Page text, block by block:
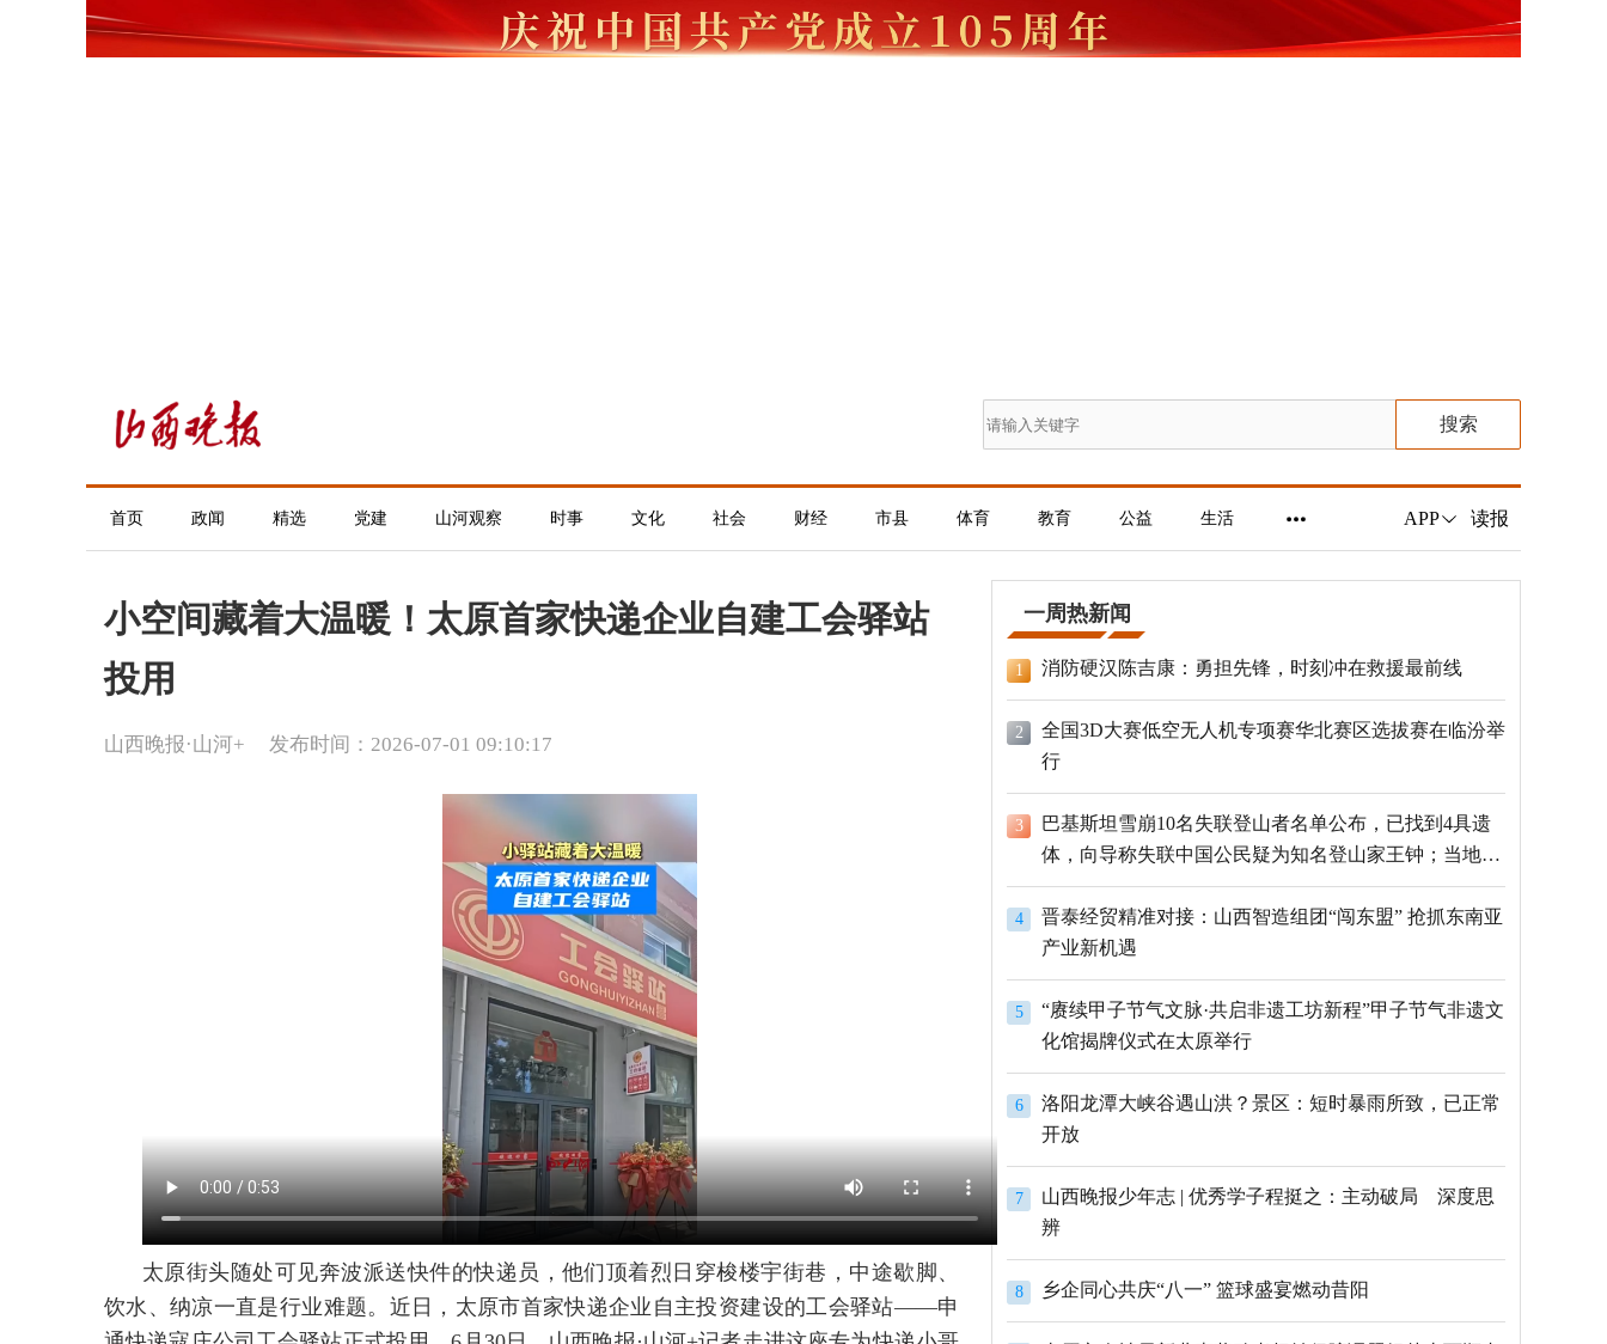
搜索
首页 政闻 精选 党建 山河观察 时事 文化 社会 财经 市县 体育 教育 公益 生活 APP 读报
小空间藏着大温暖！太原首家快递企业自建工会驿站
投用
山西晚报·山河+ 发布时间：2026-07-01 09:10:17
太原街头随处可见奔波派送快件的快递员，他们顶着烈日穿梭楼宇街巷，中途歇脚、
饮水、纳凉一直是行业难题。近日，太原市首家快递企业自主投资建设的工会驿站——申
一周热新闻
1 消防硬汉陈吉康：勇担先锋，时刻冲在救援最前线
2
全国3D大赛低空无人机专项赛华北赛区选拔赛在临汾举
行
3
巴基斯坦雪崩10名失联登山者名单公布，已找到4具遗
体，向导称失联中国公民疑为知名登山家王钟；当地官
员：已定位到3个追踪器
4
晋泰经贸精准对接：山西智造组团“闯东盟” 抢抓东南亚
产业新机遇
5
“赓续甲子节气文脉·共启非遗工坊新程”甲子节气非遗文
化馆揭牌仪式在太原举行
6
洛阳龙潭大峡谷遇山洪？景区：短时暴雨所致，已正常
开放
7
山西晚报少年志 | 优秀学子程挺之：主动破局 深度思
辨
8 乡企同心共庆“八一” 篮球盛宴燃动昔阳